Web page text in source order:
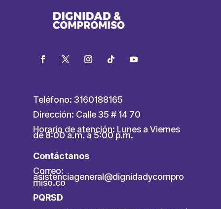
Teléfono: 3160188165
Dirección: Calle 35 # 14 70
Horario de atención: Lunes a Viernes
de 8:00 a.m. a 5:00 p.m.
Contáctanos
Correo:
asistenciageneral@dignidadycompro
miso.co
PQRSD